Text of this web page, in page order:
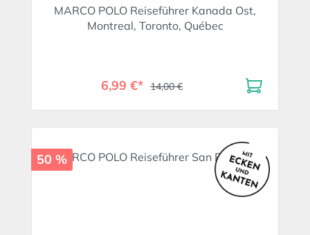
MARCO POLO Reiseführer Kanada Ost,
Montreal, Toronto, Québec
6,99 €* 14,00 €
50 %